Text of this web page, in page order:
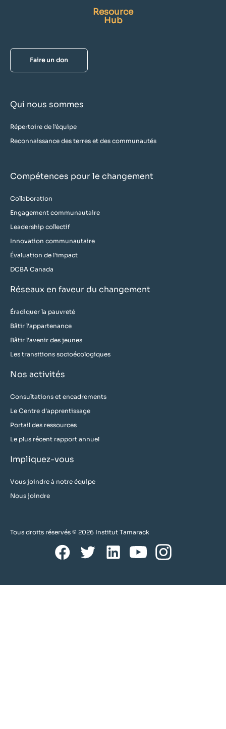
Resource
Hub
Faire un don
Qui nous sommes
Répertoire de l'équipe
Reconnaissance des terres et des communautés
Compétences pour le changement
Collaboration
Engagement communautaire
Leadership collectif
Innovation communautaire
Évaluation de l'impact
DCBA Canada
Réseaux en faveur du changement
Éradiquer la pauvreté
Bâtir l'appartenance
Bâtir l'avenir des jeunes
Les transitions socioécologiques
Nos activités
Consultations et encadrements
Le Centre d'apprentissage
Portail des ressources
Le plus récent rapport annuel
Impliquez-vous
Vous joindre à notre équipe
Nous joindre
Tous droits réservés © 2026 Institut Tamarack